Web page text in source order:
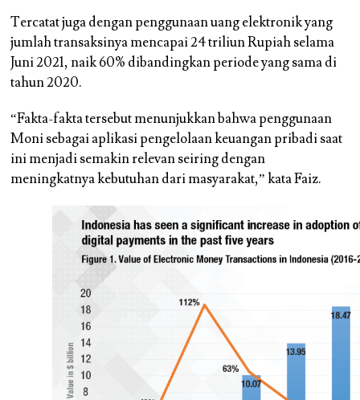
Tercatat juga dengan penggunaan uang elektronik yang
jumlah transaksinya mencapai 24 triliun Rupiah selama
Juni 2021, naik 60% dibandingkan periode yang sama di
tahun 2020.
“Fakta-fakta tersebut menunjukkan bahwa penggunaan
Moni sebagai aplikasi pengelolaan keuangan pribadi saat
ini menjadi semakin relevan seiring dengan
meningkatnya kebutuhan dari masyarakat,” kata Faiz.